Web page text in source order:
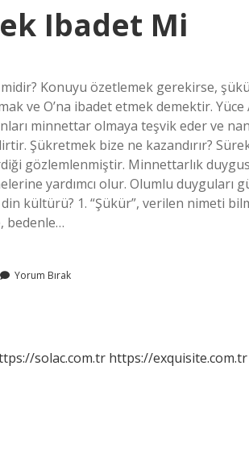
Ibadet Mi
Konuyu özetlemek gerekirse, şükür
ve O’na ibadet etmek demektir.
minnettar olmaya teşvik eder ve
Şükretmek bize ne kazandırır?
gözlemlenmiştir. Minnettarlık
yardımcı olur. Olumlu duyguları
kültürü? 1. “Şükür”, verilen nimeti
bedenle…
Yorum Bırak
solac.com.tr https://exquisite.com.tr